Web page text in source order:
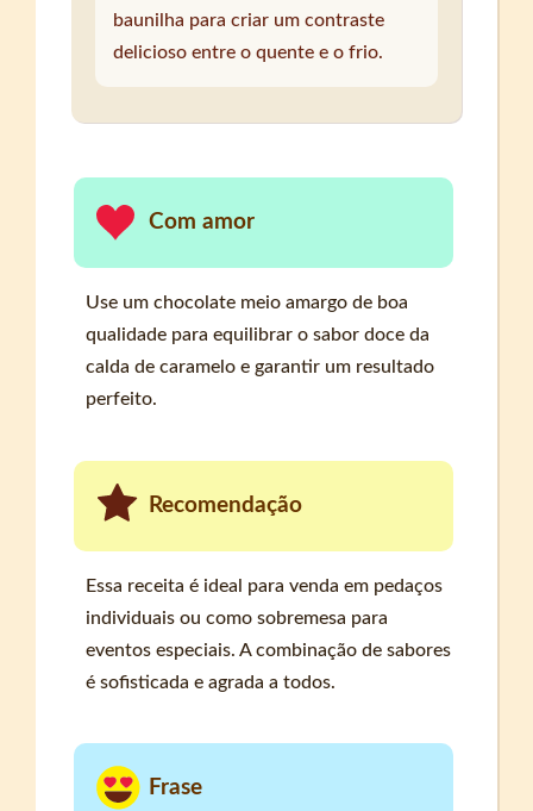
baunilha para criar um contraste
delicioso entre o quente e o frio.
Com amor
Use um chocolate meio amargo de boa
qualidade para equilibrar o sabor doce da
calda de caramelo e garantir um resultado
perfeito.
Recomendação
Essa receita é ideal para venda em pedaços
individuais ou como sobremesa para
eventos especiais. A combinação de sabores
é sofisticada e agrada a todos.
Frase